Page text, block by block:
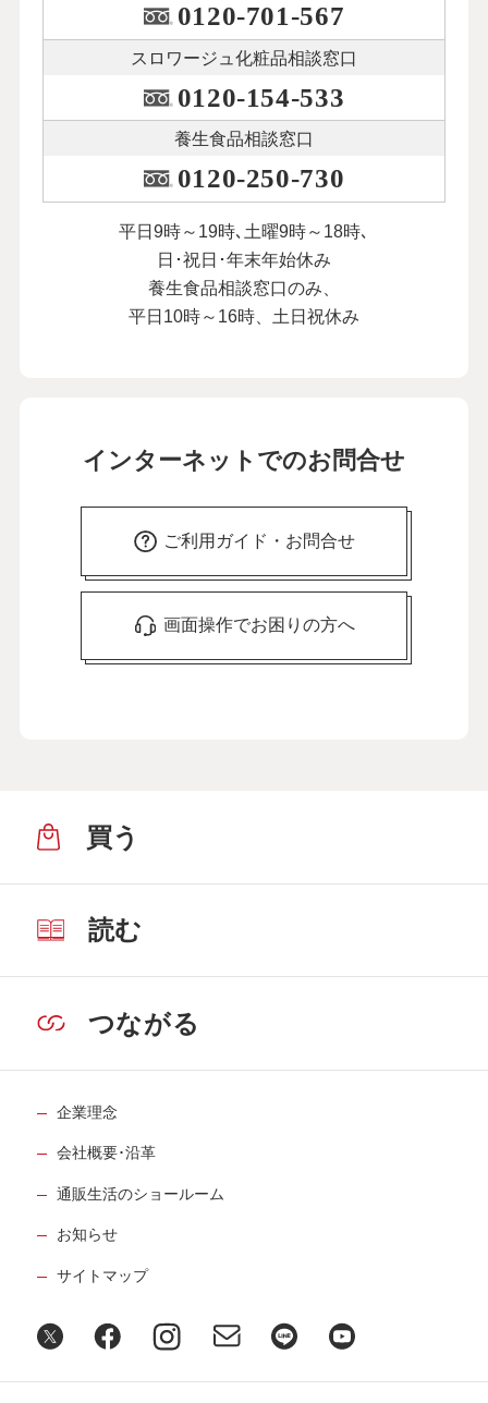
0120-701-567
スロワージュ化粧品相談窓口
0120-154-533
養生食品相談窓口
0120-250-730
平日9時～19時､土曜9時～18時､
日･祝日･年末年始休み
養生食品相談窓口のみ、
平日10時～16時、土日祝休み
インターネットでのお問合せ
ご利用ガイド・お問合せ
画面操作でお困りの方へ
買う
読む
つながる
企業理念
会社概要･沿革
通販生活のショールーム
お知らせ
サイトマップ